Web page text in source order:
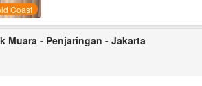
Coast
Muara - Penjaringan - Jakarta